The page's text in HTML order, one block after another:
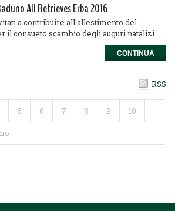
All Retrieves Erba 2016
a contribuire all'allestimento del
il consueto scambio degli auguri natalizi.
CONTINUA
RSS
5 6 7 8 9 10